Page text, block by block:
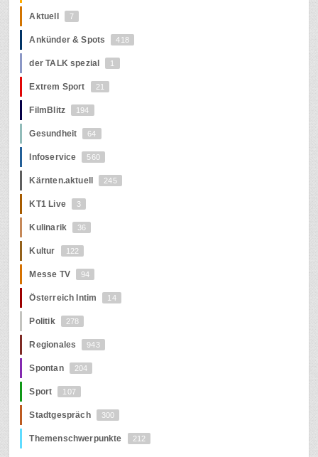
Aktuell 7
Ankünder & Spots 418
der TALK spezial 1
Extrem Sport 21
FilmBlitz 194
Gesundheit 64
Infoservice 560
Kärnten.aktuell 245
KT1 Live 3
Kulinarik 36
Kultur 122
Messe TV 94
Österreich Intim 14
Politik 278
Regionales 943
Spontan 204
Sport 107
Stadtgespräch 300
Themenschwerpunkte 212